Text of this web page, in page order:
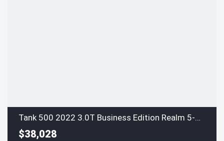
Tank 500 2022 3.0T Business Edition Realm 5-местный
$38,028